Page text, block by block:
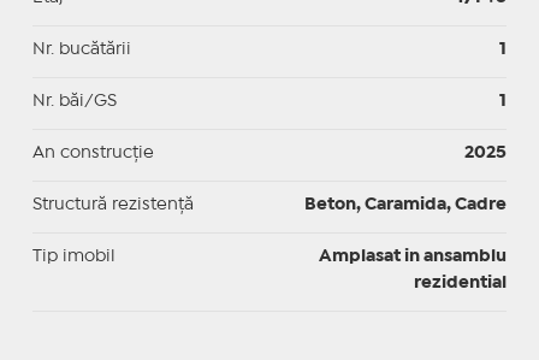
Nr. bucătării 1
Nr. băi/GS 1
An construcție 2025
Structură rezistență Beton, Caramida, Cadre
Tip imobil
Amplasat in ansamblu
rezidential